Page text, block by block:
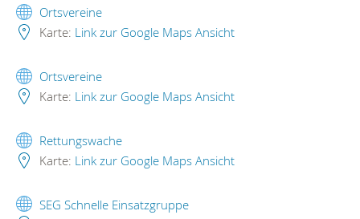
Ortsvereine
Karte: Link zur Google Maps Ansicht
Ortsvereine
Karte: Link zur Google Maps Ansicht
Rettungswache
Karte: Link zur Google Maps Ansicht
SEG Schnelle Einsatzgruppe